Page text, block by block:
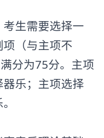
生需要选择一
（与主项不
分为75分。主项
乐；主项选择